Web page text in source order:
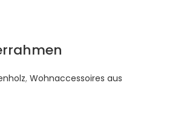
, Wohnaccessoires aus